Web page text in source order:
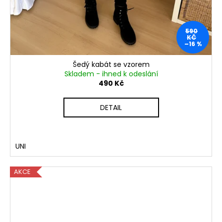
590
KČ
–16 %
Šedý kabát se vzorem
Skladem - ihned k odeslání
490 Kč
DETAIL
UNI
AKCE